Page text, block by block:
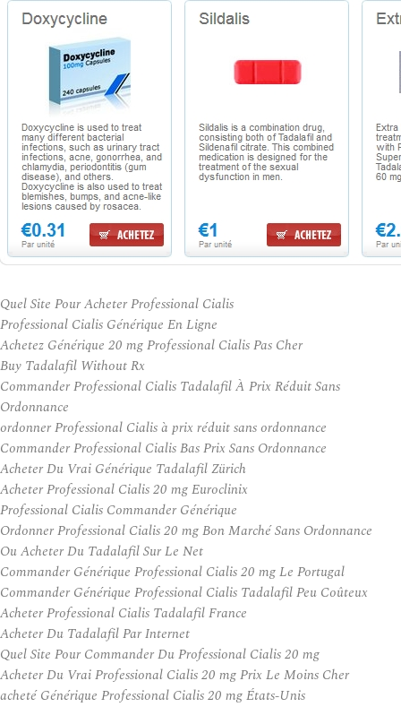
Quel Site Pour Acheter Professional Cialis
Professional Cialis Générique En Ligne
Achetez Générique 20 mg Professional Cialis Pas Cher
Buy Tadalafil Without Rx
Commander Professional Cialis Tadalafil À Prix Réduit Sans
Ordonnance
ordonner Professional Cialis à prix réduit sans ordonnance
Commander Professional Cialis Bas Prix Sans Ordonnance
Acheter Du Vrai Générique Tadalafil Zürich
Acheter Professional Cialis 20 mg Euroclinix
Professional Cialis Commander Générique
Ordonner Professional Cialis 20 mg Bon Marché Sans Ordonnance
Ou Acheter Du Tadalafil Sur Le Net
Commander Générique Professional Cialis 20 mg Le Portugal
Commander Générique Professional Cialis Tadalafil Peu Coûteux
Acheter Professional Cialis Tadalafil France
Acheter Du Tadalafil Par Internet
Quel Site Pour Commander Du Professional Cialis 20 mg
Acheter Du Vrai Professional Cialis 20 mg Prix Le Moins Cher
acheté Générique Professional Cialis 20 mg États-Unis